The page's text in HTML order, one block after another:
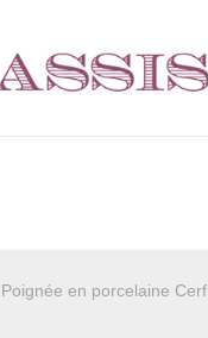
en porcelaine Cerf